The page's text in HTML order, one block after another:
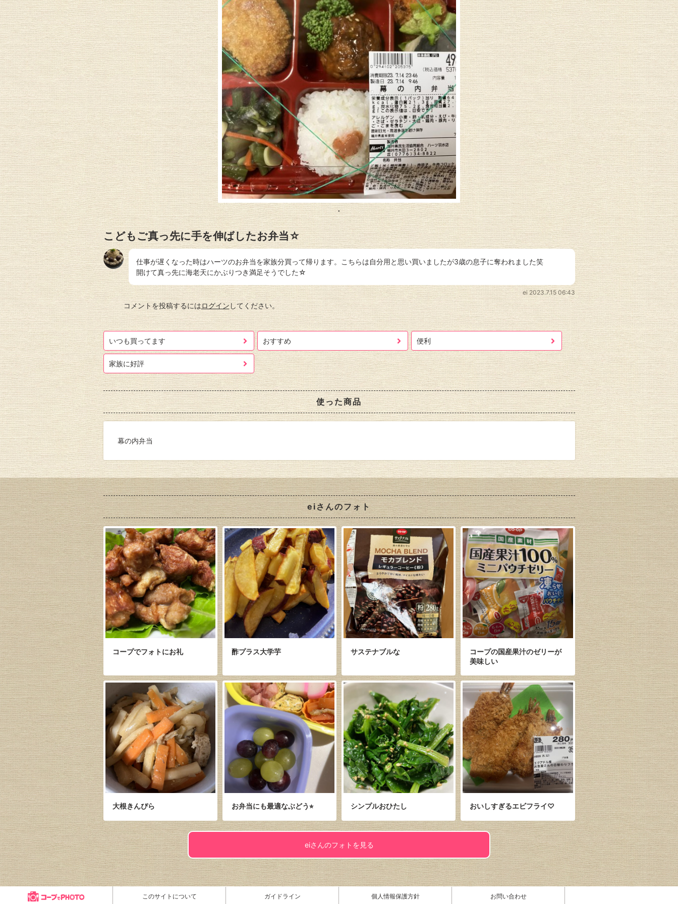
こどもご真っ先に手を伸ばしたお弁当☆
仕事が遅くなった時はハーツのお弁当を家族分買って帰ります。こちらは自分用と思い買いましたが3歳の息子に奪われました笑
開けて真っ先に海老天にかぶりつき満足そうでした☆
ei 2023.7.15 06:43
コメントを投稿するにはログインしてください。
いつも買ってます おすすめ 便利
家族に好評
使った商品
幕の内弁当
eiさんのフォト
コープでフォトにお礼 酢プラス大学芋 サステナブルな
コープの国産果汁のゼリーが
美味しい
大根きんぴら お弁当にも最適なぶどう⭐︎ シンプルおひたし おいしすぎるエビフライ♡
eiさんのフォトを見る
このサイトについて ガイドライン 個人情報保護方針 お問い合わせ